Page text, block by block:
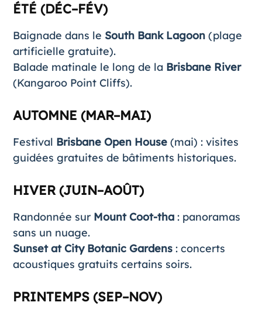
ÉTÉ (DÉC–FÉV)
Baignade dans le South Bank Lagoon(plage
artificielle gratuite).
Balade matinale le long de la Brisbane River
(Kangaroo Point Cliffs).
AUTOMNE (MAR–MAI)
Festival Brisbane Open House(mai) : visites
guidées gratuites de bâtiments historiques.
HIVER (JUIN–AOÛT)
Randonnée sur Mount Coot-tha: panoramas
sans un nuage.
Sunset at City Botanic Gardens: concerts
acoustiques gratuits certains soirs.
PRINTEMPS (SEP–NOV)